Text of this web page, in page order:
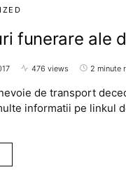
funerare ale
476 views 2 minute
de transport
informatii pe linkul